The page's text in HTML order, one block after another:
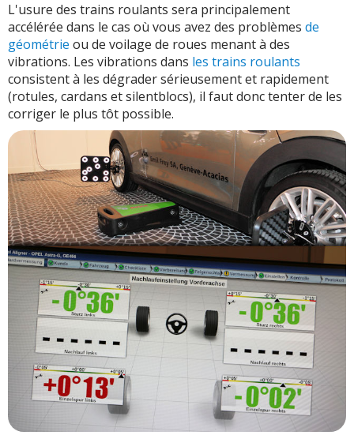
L'usure des trains roulants sera principalement
accélérée dans le cas où vous avez des problèmes de
géométrie ou de voilage de roues menant à des
vibrations. Les vibrations dans les trains roulants
consistent à les dégrader sérieusement et rapidement
(rotules, cardans et silentblocs), il faut donc tenter de les
corriger le plus tôt possible.